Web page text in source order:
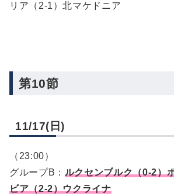
リア（2-1）北マケドニア
第10節
11/17(日)
（23:00）
グループB： ルクセンブルク（0-2）
ビア（2-2）ウクライナ